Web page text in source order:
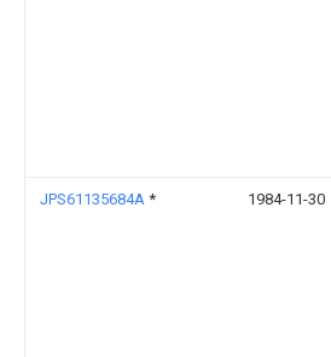
JPS61135684A * 1984-11-30